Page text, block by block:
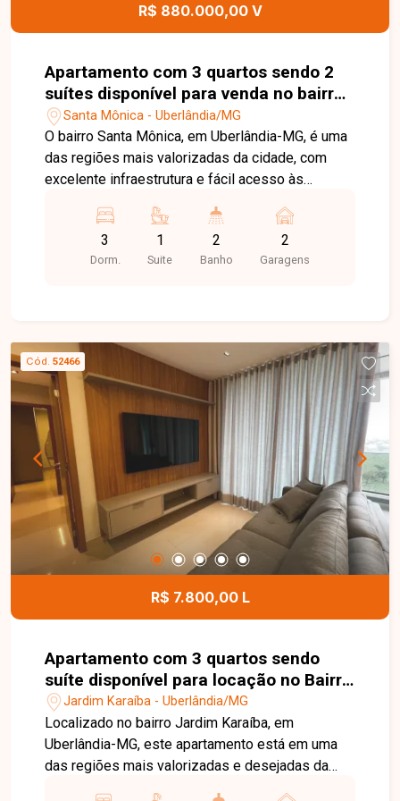
R$ 880.000,00 V
Apartamento com 3 quartos sendo 2
suítes disponível para venda no bairro
Santa Mônica em Uberlândia-MG
Santa Mônica - Uberlândia/MG
O bairro Santa Mônica, em Uberlândia-MG, é uma
das regiões mais valorizadas da cidade, com
excelente infraestrutura e fácil acesso às
universidades, supermercados, escolas,
farmácias, restaurantes e diversos serviços,
proporcionando praticidade e qualidade de vida.
além de banheiro social. O condomínio oferece
02 vagas de garagem, 02 elevadores, portaria
virtual, hall de espera, área kids, academia, salão
de festas e espaço gourmet com churrasqueira,
garantindo conforto, lazer e segurança para toda
a família. Entre em contato para mais
informações e agende uma visita para conhecer
este excelente apartamento.
3
Dorm.
1
Suite
2
Banho
2
Garagens
Cód. 52466
R$ 7.800,00 L
Apartamento com 3 quartos sendo
suíte disponível para locação no Bairro
Jardim Karaiba em UberlândiaMG
Jardim Karaíba - Uberlândia/MG
Localizado no bairro Jardim Karaíba, em
Uberlândia-MG, este apartamento está em uma
das regiões mais valorizadas e desejadas da